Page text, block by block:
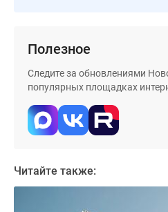
Москве
Новостройки
премиум-
класса
Новостройки
бизнес-
Рассрочка
Траншевая
Полезное
Следите за обновлениями
популярных площадках
Читайте также: